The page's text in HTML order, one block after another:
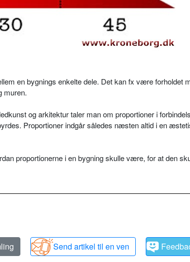
en bygnings enkelte dele. Det kan fx være forholdet
muren.
og arkitektur taler man om proportioner i
Proportioner indgår således næsten altid i en
proportionerne i en bygning skulle være, for at den
Send artikel til en ven